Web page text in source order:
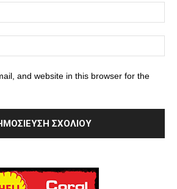
and website in this browser for the